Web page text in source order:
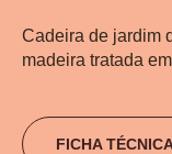
Cadeira de jardim
madeira tratada
FICHA